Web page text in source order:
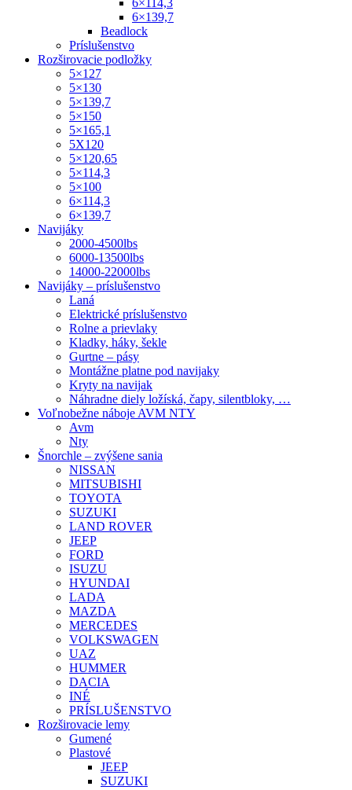
6×114,3
6×139,7
Beadlock
Príslušenstvo
Rozširovacie podložky
5×127
5×130
5×139,7
5×150
5×165,1
5X120
5×120,65
5×114,3
5×100
6×114,3
6×139,7
Navijáky
2000-4500lbs
6000-13500lbs
14000-22000lbs
Navijáky – príslušenstvo
Laná
Elektrické príslušenstvo
Rolne a prievlaky
Kladky, háky, šekle
Gurtne – pásy
Montážne platne pod navijaky
Kryty na navijak
Náhradne diely ložíská, čapy, silentbloky, …
Voľnobežne náboje AVM NTY
Avm
Nty
Šnorchle – zvýšene sania
NISSAN
MITSUBISHI
TOYOTA
SUZUKI
LAND ROVER
JEEP
FORD
ISUZU
HYUNDAI
LADA
MAZDA
MERCEDES
VOLKSWAGEN
UAZ
HUMMER
DACIA
INÉ
PRÍSLUŠENSTVO
Rozširovacie lemy
Gumené
Plastové
JEEP
SUZUKI